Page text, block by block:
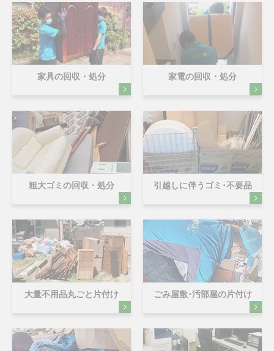
家具の回収・処分 家電の回収・処分
粗大ゴミの回収・処分 引越しに伴うゴミ･不要品
大量不用品丸ごと片付け ごみ屋敷･汚部屋の片付け